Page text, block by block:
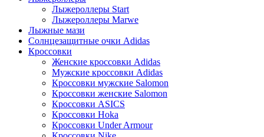
Лыжероллеры Start
Лыжероллеры Marwe
Лыжные мази
Солнцезащитные очки Adidas
Кроссовки
Женские кроссовки Adidas
Мужские кроссовки Adidas
Кроссовки мужские Salomon
Кроссовки женские Salomon
Кроссовки ASICS
Кроссовки Hoka
Кроссовки Under Armour